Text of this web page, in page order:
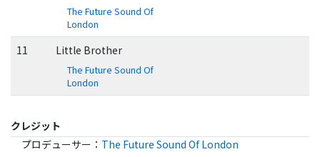
The Future Sound Of
London
11 Little Brother
The Future Sound Of
London
クレジット
プロデューサー ： The Future Sound Of London